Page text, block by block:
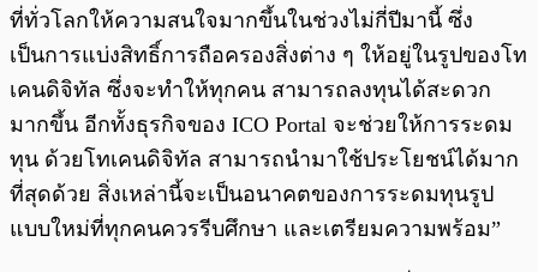
ที่ทั่วโลกให้ความสนใจมากขึ้นในช่วงไม่กี่ปีมานี้ ซึ่ง
เป็นการแบ่งสิทธิ์การถือครองสิ่งต่าง ๆ ให้อยู่ในรูปของโท
เคนดิจิทัล ซึ่งจะทำให้ทุกคน สามารถลงทุนได้สะดวก
มากขึ้น อีกทั้งธุรกิจของ ICO Portal จะช่วยให้การระดม
ทุน ด้วยโทเคนดิจิทัล สามารถนำมาใช้ประโยชน์ได้มาก
ที่สุดด้วย สิ่งเหล่านี้จะเป็นอนาคตของการระดมทุนรูป
แบบใหม่ที่ทุกคนควรรีบศึกษา และเตรียมความพร้อม”